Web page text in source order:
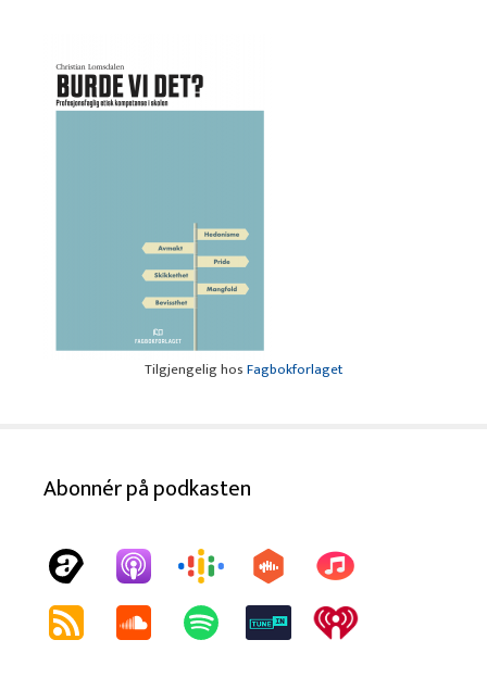
Tilgjengelig hosFagbokforlaget
Abonnér på podkasten